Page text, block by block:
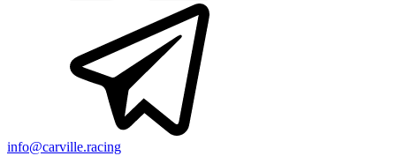
info@carville.racing